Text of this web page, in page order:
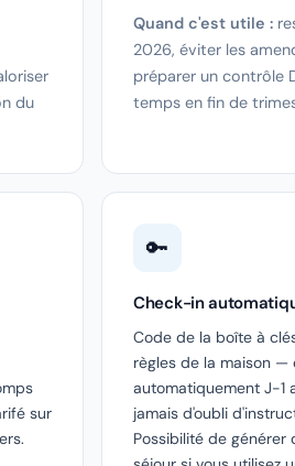
du
Quand c'est utile :
2026, éviter les
préparer un contrôle
temps en fin de
sur
🔑
Check-in
Code de la boîte à
règles de la maison —
automatiquement J-1
jamais d'oubli
Possibilité de